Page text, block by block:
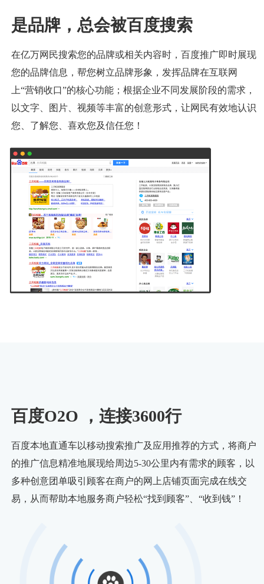
是品牌，总会被百度搜索
在亿万网民搜索您的品牌或相关内容时，百度推广即时展现
您的品牌信息，帮您树立品牌形象，发挥品牌在互联网
上“营销收口”的核心功能；根据企业不同发展阶段的需求，
以文字、图片、视频等丰富的创意形式，让网民有效地认识
您、了解您、喜欢您及信任您！
百度O2O ，连接3600行
百度本地直通车以移动搜索推广及应用推荐的方式，将商户
的推广信息精准地展现给周边5-30公里内有需求的顾客，以
多种创意团单吸引顾客在商户的网上店铺页面完成在线交
易，从而帮助本地服务商户轻松“找到顾客”、“收到钱”！